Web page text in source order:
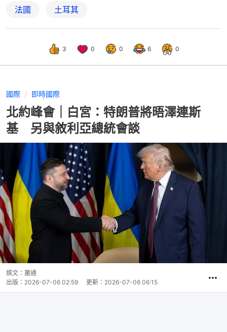
法國 土耳其
3 0 0 6 0
國際 即時國際
北約峰會｜白宮：特朗普將晤澤連斯
基 另與敘利亞總統會談
撰文： 蕭通
出版： 2026-07-06 02:59 更新： 2026-07-06 06:15